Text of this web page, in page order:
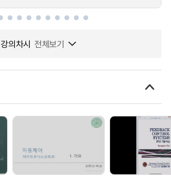
강의차시 전체보기